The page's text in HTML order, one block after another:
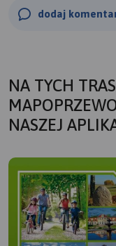
dodaj
NA TYCH
NASZEJ